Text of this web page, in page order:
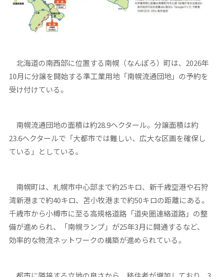
北海道の南西部に位置する南幌（なんぽろ）町は、2026年
10月に分譲を開始する準工業用地「南幌流通団地」の予約を
受け付けている。
南幌流通団地の面積は約28.9ヘクタール。分譲面積は約
23.6ヘクタールで「大都市では難しい、広大な区画を確保し
ている」としている。
南幌町は、札幌市中心部まで約25キロ、新千歳空港や石狩
湾新港まで約40キロ、苫小牧港まで約50キロの距離にある。
千歳市から小樽市に至る高規格道路「道央圏連絡道路」の整
備が進められ、「南幌ランプ」が25年3月に開通するなど、
効率的な物流ネットワークの構築が進められている。